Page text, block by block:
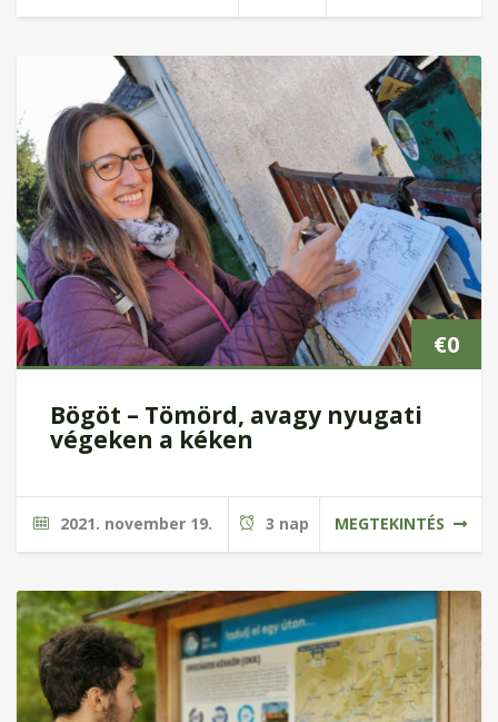
€0
Bögöt – Tömörd, avagy nyugati
végeken a kéken
2021. november 19. 3 nap MEGTEKINTÉS